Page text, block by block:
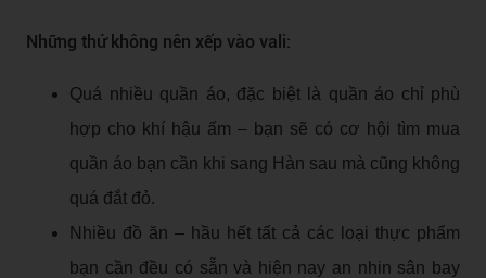
Những thứ không nên xếp vào vali:
Quá nhiều quần áo, đặc biệt là quần áo chỉ phù
hợp cho khí hậu ấm – bạn sẽ có cơ hội tìm mua
quần áo bạn cần khi sang Hàn sau mà cũng không
quá đắt đỏ.
Nhiều đồ ăn – hầu hết tất cả các loại thực phẩm
bạn cần đều có sẵn và hiện nay an nhin sân bay